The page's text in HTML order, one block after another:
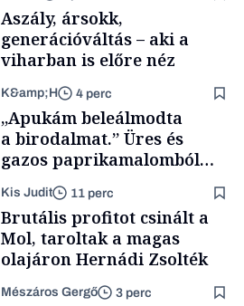
Aszály, ársokk,
generációváltás – aki a
viharban is előre néz
K&amp;H 4 perc
„Apukám beleálmodta
a birodalmat.” Üres és
gazos paprikamalomból
lett az igazi családi
fűszersztori
Kis Judit 11 perc
Brutális profitot csinált a
Mol, taroltak a magas
olajáron Hernádi Zsolték
Mészáros Gergő 3 perc